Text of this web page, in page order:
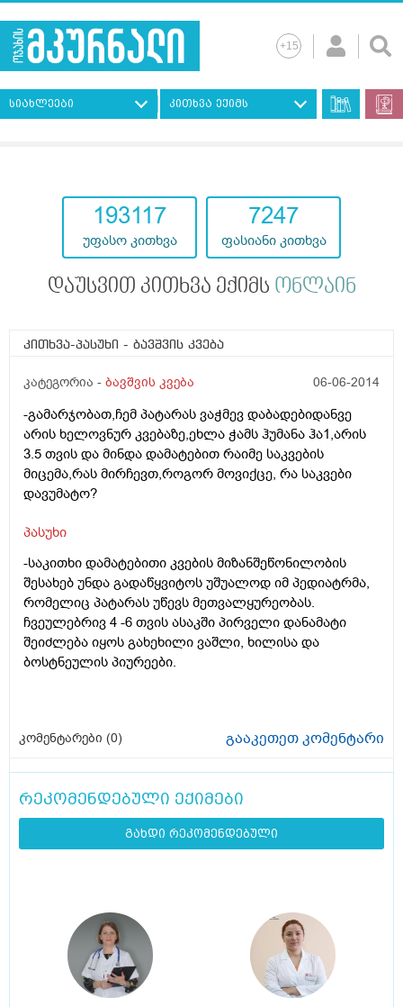
სიახლეები კითხვა ექიმს
193117
უფასო კითხვა
7247
ფასიანი კითხვა
დაუსვით კითხვა ექიმს ონლაინ
კითხვა-პასუხი - ბავშვის კვება
კატეგორია - ბავშვის კვება 06-06-2014
-გამარჯობათ,ჩემ პატარას ვაჭმევ დაბადებიდანვე
არის ხელოვნურ კვებაზე,ეხლა ჭამს ჰუმანა ჰა1,არის
3.5 თვის და მინდა დამატებით რაიმე საკვების
მიცემა,რას მირჩევთ,როგორ მოვიქცე, რა საკვები
დავუმატო?
პასუხი
-საკითხი დამატებითი კვების მიზანშეწონილობის
შესახებ უნდა გადაწყვიტოს უშუალოდ იმ პედიატრმა,
რომელიც პატარას უწევს მეთვალყურეობას.
ჩვეულებრივ 4 -6 თვის ასაკში პირველი დანამატი
შეიძლება იყოს გახეხილი ვაშლი, ხილისა და
ბოსტნეულის პიურეები.
კომენტარები (0) გააკეთეთ კომენტარი
რეკომენდებული ექიმები
გახდი რეკომენდებული